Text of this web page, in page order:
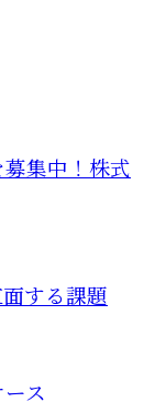
集中！株式
する課題
ス